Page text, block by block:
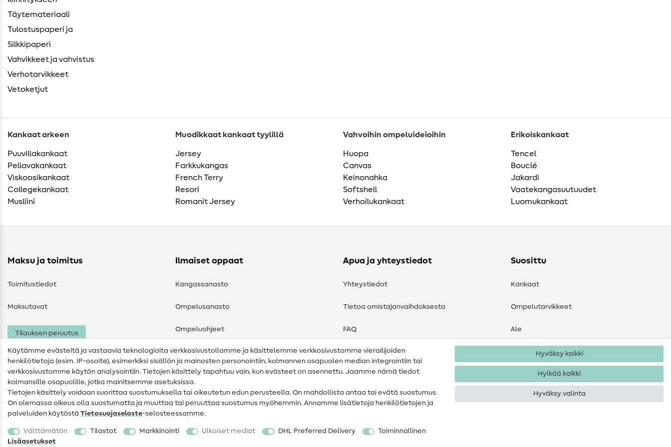
Täytemateriaali
Tulostuspaperi ja
Silkkipaperi
Vahvikkeet ja vahvistus
Verhotarvikkeet
Vetoketjut
Kankaat arkeen
Puuvillakankaat
Pellavakankaat
Viskoosikankaat
Collegekankaat
Musliini
Muodikkaat kankaat tyylillä
Jersey
Farkkukangas
French Terry
Resori
Romanit Jersey
Vahvoihin ompeluideioihin
Huopa
Canvas
Keinonahka
Softshell
Verhoilukankaat
Erikoiskankaat
Tencel
Bouclé
Jakardi
Vaatekangasuutuudet
Luomukankaat
Maksu ja toimitus
Toimitustiedot
Maksutavat
Tilauksen peruutus
Ilmaiset oppaat
Kangassanasto
Ompelusanasto
Ompeluohjeet
Apua ja yhteystiedot
Yhteystiedot
Tietoa omistajanvaihdoksesta
FAQ
Peruutusoikeus
Suosittu
Kankaat
Ompelutarvikkeet
Ale
Käytämme evästeitä ja vastaavia teknologioita verkkosivustollamme ja käsittelemme verkkosivustomme vierailijoiden
henkilötietoja (esim. IP-osoite), esimerkiksi sisällön ja mainosten personointiin, kolmannen osapuolen median integrointiin tai
verkkosivustomme käytön analysointiin. Tietojen käsittely tapahtuu vain, kun evästeet on asennettu. Jaamme nämä tiedot
kolmansille osapuolille, jotka mainitsemme asetuksissa.
Tietojen käsittely voidaan suorittaa suostumuksella tai oikeutetun edun perusteella. On mahdollista antaa tai evätä suostumus.
On olemassa oikeus olla suostumatta ja muuttaa tai peruuttaa suostumus myöhemmin. Annamme lisätietoja henkilötietojen ja
palveluiden käytöstä Tietosuojaseloste-selosteessamme.
Välttämätön Tilastot Markkinointi Ulkoiset mediat DHL Preferred Delivery
Toiminnallinen
Lisäasetukset
Hyväksy kaikki
Hylkää kaikki
Hyväksy valinta
Yhteystiedot Tietosuoja
Käyttöehdot
Peruutusoikeus